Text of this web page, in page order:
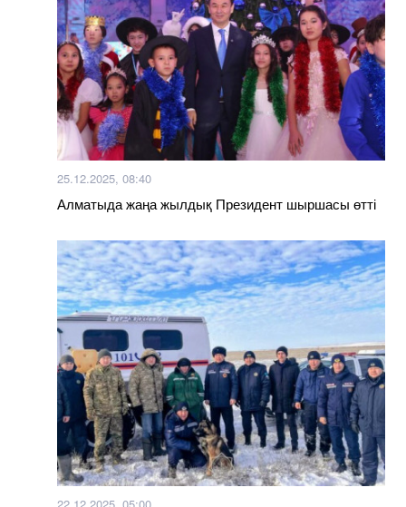
25.12.2025, 08:40
Алматыда жаңа жылдық Президент шыршасы өтті